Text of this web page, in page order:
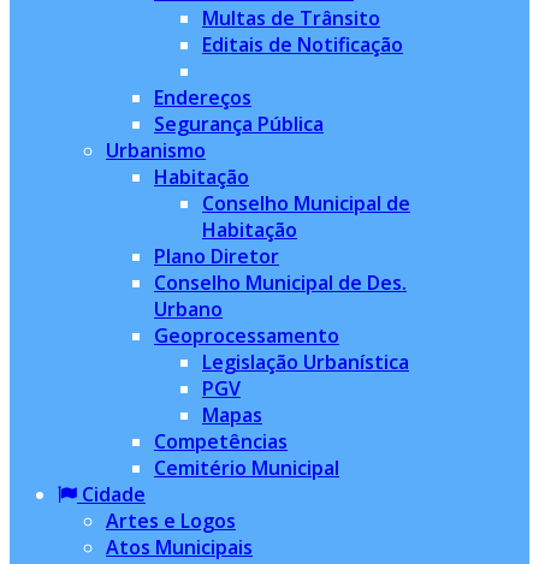
Multas de Trânsito
Editais de Notificação
Endereços
Segurança Pública
Urbanismo
Habitação
Conselho Municipal de
Habitação
Plano Diretor
Conselho Municipal de Des.
Urbano
Geoprocessamento
Legislação Urbanística
PGV
Mapas
Competências
Cemitério Municipal
Cidade
Artes e Logos
Atos Municipais